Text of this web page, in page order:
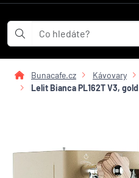
Bunacafe.cz Kávovary
Lelit Bianca PL162T V3, gold